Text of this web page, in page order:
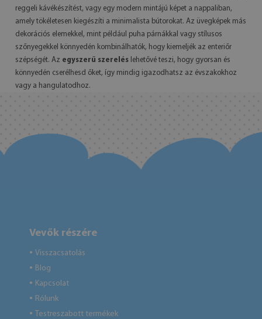
reggeli kávékészítést, vagy egy modern mintájú képet a nappaliban,
amely tökéletesen kiegészíti a minimalista bútorokat. Az üvegképek más
dekorációs elemekkel, mint például puha párnákkal vagy stílusos
szőnyegekkel könnyedén kombinálhatók, hogy kiemeljék az enteriőr
szépségét. Az egyszerű szerelés lehetővé teszi, hogy gyorsan és
könnyedén cserélhesd őket, így mindig igazodhatsz az évszakokhoz
vagy a hangulatodhoz.
Vevők részére
● Visszacsatolás
● Blog
● Kapcsolat
● Rólunk
● Testreszabott termékek